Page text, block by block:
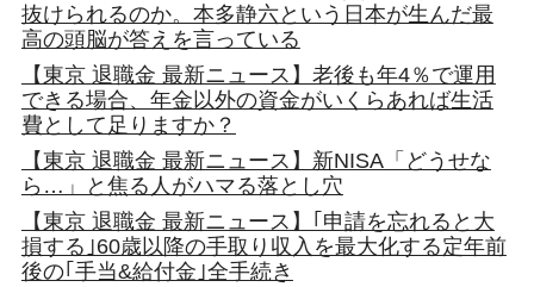
抜けられるのか。本多静六という日本が生んだ最
高の頭脳が答えを言っている
【東京 退職金 最新ニュース】老後も年4％で運用
できる場合、年金以外の資金がいくらあれば生活
費として足りますか？
【東京 退職金 最新ニュース】新NISA「どうせな
ら…」と焦る人がハマる落とし穴
【東京 退職金 最新ニュース】｢申請を忘れると大
損する｣60歳以降の手取り収入を最大化する定年前
後の｢手当&給付金｣全手続き